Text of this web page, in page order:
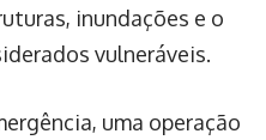
inundações e o
vulneráveis.
uma operação